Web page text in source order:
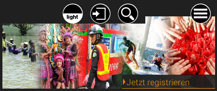
Jetzt registrieren